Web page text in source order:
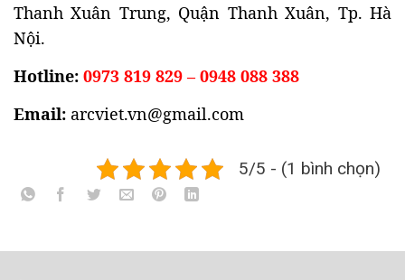
Thanh Xuân Trung, Quận Thanh Xuân, Tp. Hà
Nội.
Hotline: 0973 819 829 – 0948 088 388
Email: arcviet.vn@gmail.com
5/5 - (1 bình chọn)